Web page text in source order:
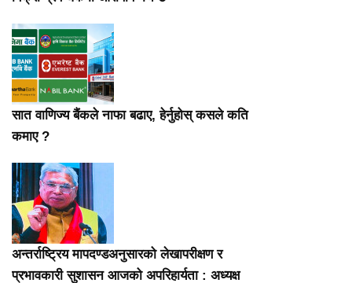
सात वाणिज्य बैंकले नाफा बढाए, हेर्नुहोस् कसले कति
कमाए ?
अन्तर्राष्ट्रिय मापदण्डअनुसारको लेखापरीक्षण र
प्रभावकारी सुशासन आजको अपरिहार्यता : अध्यक्ष